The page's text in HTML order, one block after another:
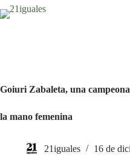
Saltar
al
Goiuri Zabaleta, una
la mano femenina
21iguales
16 de